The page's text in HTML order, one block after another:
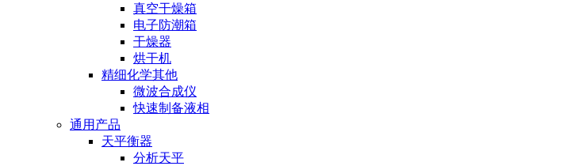
真空干燥箱
电子防潮箱
干燥器
烘干机
精细化学其他
微波合成仪
快速制备液相
通用产品
天平衡器
分析天平